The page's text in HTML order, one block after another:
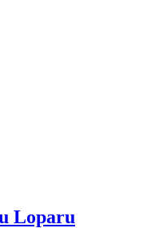
Loparu